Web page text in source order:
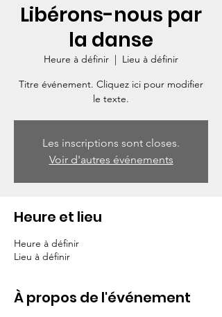
Libérons-nous par
la danse
Heure à définir
  |
Lieu à définir
Titre événement. Cliquez ici pour modifier
le texte.
Les inscriptions sont closes.
Voir d'autres événements
Heure et lieu
Heure à définir
Lieu à définir
À propos de l'événement